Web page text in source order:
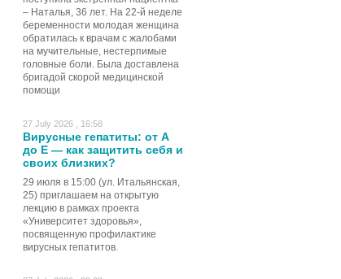
– Наталья, 36 лет. На 22-й неделе
беременности молодая женщина
обратилась к врачам с жалобами
на мучительные, нестерпимые
головные боли. Была доставлена
бригадой скорой медицинской
помощи
27 July 2026 , 16:58
Вирусные гепатиты: от А
до Е — как защитить себя и
своих близких?
29 июля в 15:00 (ул. Итальянская,
25) приглашаем на открытую
лекцию в рамках проекта
«Университет здоровья»,
посвященную профилактике
вирусных гепатитов.